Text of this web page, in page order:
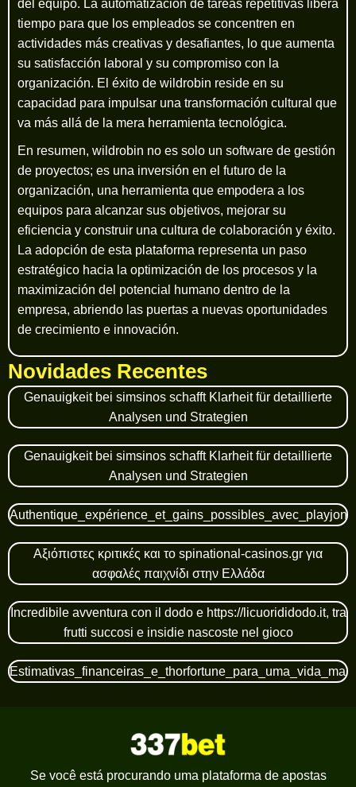
del equipo. La automatización de tareas repetitivas libera
tiempo para que los empleados se concentren en
actividades más creativas y desafiantes, lo que aumenta
su satisfacción laboral y su compromiso con la
organización. El éxito de wildrobin reside en su
capacidad para impulsar una transformación cultural que
va más allá de la mera herramienta tecnológica.
En resumen, wildrobin no es solo un software de gestión
de proyectos; es una inversión en el futuro de la
organización, una herramienta que empodera a los
equipos para alcanzar sus objetivos, mejorar su
eficiencia y construir una cultura de colaboración y éxito.
La adopción de esta plataforma representa un paso
estratégico hacia la optimización de los procesos y la
maximización del potencial humano dentro de la
empresa, abriendo las puertas a nuevas oportunidades
de crecimiento e innovación.
Novidades Recentes
Genauigkeit bei simsinos schafft Klarheit für detaillierte
Analysen und Strategien
Genauigkeit bei simsinos schafft Klarheit für detaillierte
Analysen und Strategien
Αξιόπιστες κριτικές και το spinational-casinos.gr για
ασφαλές παιχνίδι στην Ελλάδα
Incredibile avventura con il dodo e https://licuorididodo.it, tra
frutti succosi e insidie nascoste nel gioco
Se você está procurando uma plataforma de apostas